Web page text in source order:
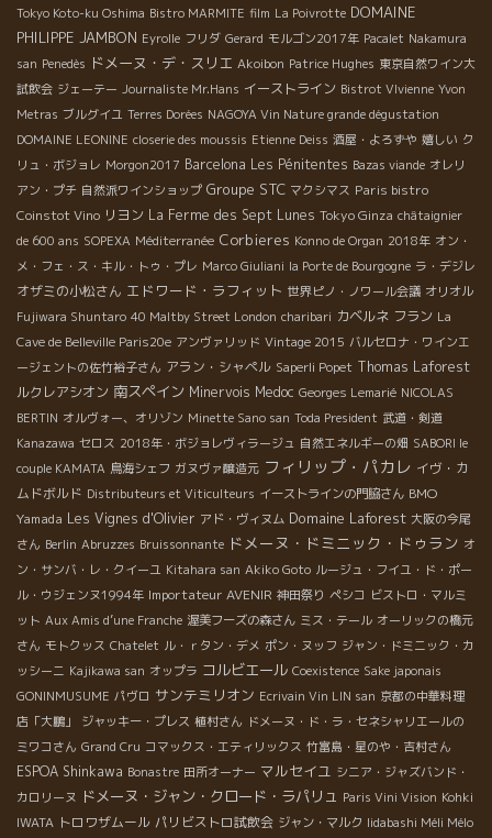
の本物。ワインは人を表すというけれど、真面目で素朴なローラ
ンのワインもどれも素直でナチュラルな優しい味わい。これが癒
されるんですねぇ。グッとくる味わいとでもいいましょうか…。
試飲、畑回りとひと通り終わったところで、さあ、ランチ。ロー
ランの蔵のあるCOLMAR郊外の BENNWIHR村から車で走ること
15分。TURCKHEIMは古い町並みが残るかわいい村で、ローラン
お勧めのレストランは「ア・ロム・ソヴァージュ(A L’HOMME
SAUVAGE)」。アルザスはグルメで有名な土地だし、どうしよう
かなぁ…と迷いつつ、ランチメニューのホタテについつい。海は
遠いし、地元の特産じゃないけど、好きなんだもん。で、アルフ
ァルファにチコリにサラダにミニトマトやシブレットがてんこ盛
りのホタテのタルタルは鮮度抜群でフレッシュ。そこにローラ
ン・バルツ ラシーヌ・メチス2007。 ピノ、シルヴァネール、リ
ースリング、ミュスカの混醸でこちらもフレッシュ、果実味いっ
ぱいでフレッシュの二乗。ホタテの甘みと潮味がワインの柔らか
な酸味とミネラルにぴたりと寄り添って、爽やかなマリアージュ
ってところでしょうか。これはお寿司なんかにもいいに違いな
い！ナチュラルさが身に沁みるランチタイムと相成りました。 ＊
Laurent BARTH＊ローラン・バルツ Racines metisses 2007
＊A L’HOMME SAUVAGE 19,Grand’rue 68230 TURCKHEIM
TEL 03 89 27 56 15 ＜シュナン・ブラン×生ガキレモン＞ ロワー
ルはアンジェの自然派といえばラブレー村のドメーヌ・デ・サブ
ロネットのメナール・ジョエル。25年以上のビオ実践者で、とに
かくワイン造りに熱心で人柄も最高にいい人、ちょっと早口だけ
ど。そんな彼、最近、3時間かけてキュートで優しい奥様クリステ
ィと友人とで時々、ブルターニュの海へ出かけるのだとか。海の
雄大な景色を見てリフレッシュするのが気持ちいいそうで…。試
飲と畑巡りにお邪魔したこの日の前日も、ブルターニュに行って
いたとかで、大きな袋にいっぱいの牡蠣が…。ランチタイムの前
菜は牡蠣にしたいけど…とのこと。大歓迎！「日本人って牡蠣食
べるの？これ、海の浅場にいっぱいくっついてる天然の牡蠣だけ
ど。大きすぎて、嫌？」トンでもございません！こんなに大きい
岩牡蠣なんて、日本の料理屋さんで食べたら1個1000円はする
し、日本人っていうか、私は牡蠣大好きだし。ここで牡蠣に会え
Tokyo Koto-ku Oshima Bistro MARMITE film La Poivrotte DOMAINE
PHILIPPE JAMBON Eyrolle フリダ Gerard モルゴン2017年 Pacalet Nakamura
san Penedès ドメーヌ・デ・スリエ Akoibon Patrice Hughes 東京自然ワイン大
試飲会 ジェーテー Journaliste Mr.Hans イーストライン Bistrot VIvienne Yvon
Metras ブルグイユ Terres Dorées NAGOYA Vin Nature grande dégustation
DOMAINE LEONINE closerie des moussis Etienne Deiss 酒屋・よろずや 嬉しい ク
リュ・ボジョレ Morgon2017 Barcelona Les Pénitentes Bazas viande オレリ
アン・プチ 自然派ワインショップ Groupe STC マクシマス Paris bistro
Coinstot Vino リヨン La Ferme des Sept Lunes Tokyo Ginza châtaignier
de 600 ans SOPEXA Méditerranée Corbieres Konno de Organ 2018年 オン・
メ・フェ・ス・キル・トゥ・プレ Marco Giuliani la Porte de Bourgogne ラ・デジレ
オザミの小松さん エドワード・ラフィット 世界ピノ・ノワール会議 オリオル
Fujiwara Shuntaro 40 Maltby Street London charibari カベルネ フラン La
Cave de Belleville Paris20e アンヴァリッド Vintage 2015 バルセロナ・ワインエ
ージェントの佐竹裕子さん アラン・シャペル Saperli Popet Thomas Laforest
ルクレアシオン 南スペイン Minervois Medoc Georges Lemarié NICOLAS
BERTIN オルヴォー、オリゾン Minette Sano san Toda President 武道・剣道
Kanazawa セロス 2018年・ボジョレヴィラージュ 自然エネルギーの畑 SABORI le
couple KAMATA 鳥海シェフ ガヌヴァ醸造元 フィリップ・パカレ イヴ・カ
ムドボルド Distributeurs et Viticulteurs イーストラインの門脇さん BMO
Yamada Les Vignes d'Olivier アド・ヴィヌム Domaine Laforest 大阪の今尾
さん Berlin Abruzzes Bruissonnante ドメーヌ・ドミニック・ドゥラン オ
ン・サンバ・レ・クイーユ Kitahara san Akiko Goto ルージュ・フイユ・ド・ポー
ル・ウジェンヌ1994年 Importateur AVENIR 神田祭り ペシコ ビストロ・マルミ
ット Aux Amis d’une Franche 渥美フーズの森さん ミス・テール オーリックの橋元
さん モトクッス Chatelet ル・ｒタン・デメ ポン・ヌッフ ジャン・ドミニック・カ
ッシーニ Kajikawa san オップラ コルビエール Coexistence Sake japonais
GONINMUSUME パヴロ サンテミリオン Ecrivain Vin LIN san 京都の中華料理
店「大鵬」
ジャッキー・プレス 植村さん ドメーヌ・ド・ラ・セネシャリエールの
ミワコさん Grand Cru コマックス・エティリックス 竹富島・星のや・吉村さん
ESPOA Shinkawa Bonastre 田所オーナー マルセイユ シニア・ジャズバンド・
カロリーヌ ドメーヌ・ジャン・クロード・ラパリュ Paris Vini Vision Kohki
IWATA トロワザムール パリビストロ試飲会 ジャン・マルク Iidabashi Méli Mélo